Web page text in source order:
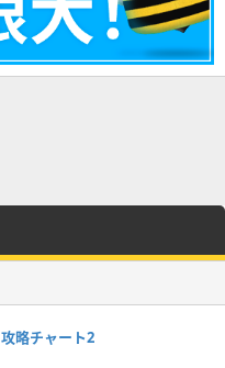
攻略チャート2